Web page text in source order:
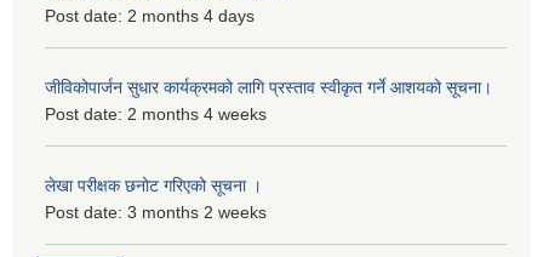
Post date: 2 months 4 days
जीविकोपार्जन सुधार कार्यक्रमको लागि प्रस्ताव स्वीकृत गर्ने आशयको सूचना।
Post date: 2 months 4 weeks
लेखा परीक्षक छनोट गरिएको सूचना ।
Post date: 3 months 2 weeks